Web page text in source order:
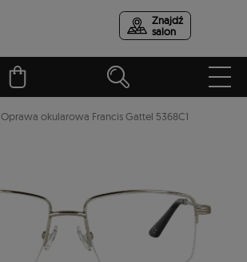
Znajdź
salon
Oprawa okularowa Francis Gattel 5368C1